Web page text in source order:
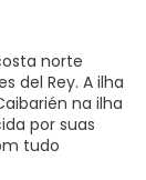
norte
del Rey. A ilha
na ilha
por suas
tudo